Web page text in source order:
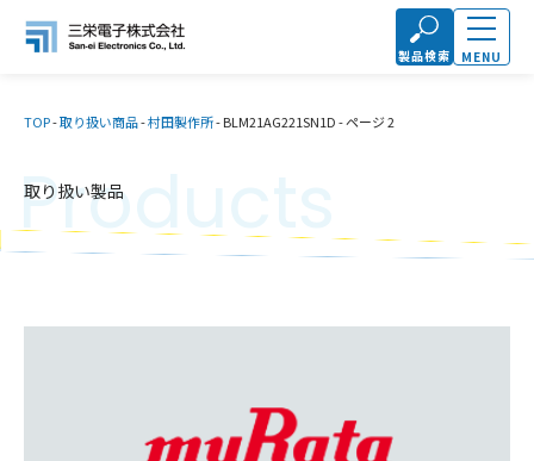
製品検索 MENU
TOP-取り扱い商品-村田製作所-BLM21AG221SN1D-ページ 2
取り扱い製品
Products